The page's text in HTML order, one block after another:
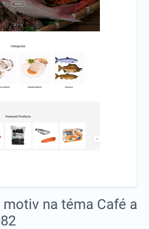
na téma Café a